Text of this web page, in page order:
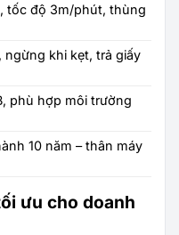
tốc độ 3m/phút, thùng
ngừng khi kẹt, trả giấy
phù hợp môi trường
10 năm – thân máy
ưu cho doanh